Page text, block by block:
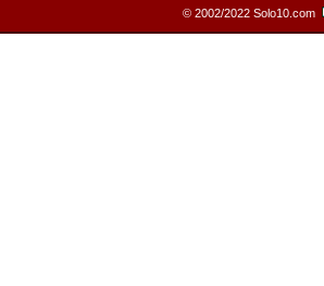
© 2002/2022 Solo10.com